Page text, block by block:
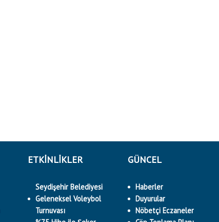
ETKINLIKLER
Seydişehir Belediyesi
Geleneksel Voleybol
Turnuvası
GÜNCEL
Haberler
Duyurular
Nöbetçi Eczaneler